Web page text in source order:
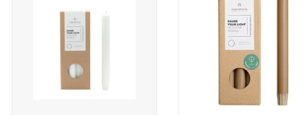
10 stuks, 8 uur brandtijd, in
prachtige natuurlijke tinten.
kokoswas in een speciale
geschenkverpakking